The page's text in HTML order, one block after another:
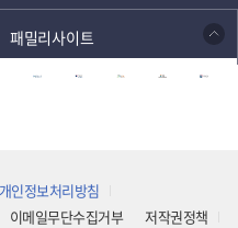
패밀리사이트
개인정보처리방침
이메일무단수집거부
저작권정책